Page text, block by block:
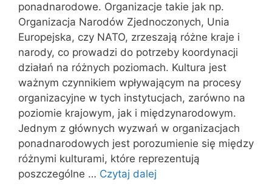
ponadnarodowe. Organizacje takie jak np.
Organizacja Narodów Zjednoczonych, Unia
Europejska, czy NATO, zrzeszają różne kraje i
narody, co prowadzi do potrzeby koordynacji
działań na różnych poziomach. Kultura jest
ważnym czynnikiem wpływającym na procesy
organizacyjne w tych instytucjach, zarówno na
poziomie krajowym, jak i międzynarodowym.
Jednym z głównych wyzwań w organizacjach
ponadnarodowych jest porozumienie się między
różnymi kulturami, które reprezentują
poszczególne … Czytaj dalej